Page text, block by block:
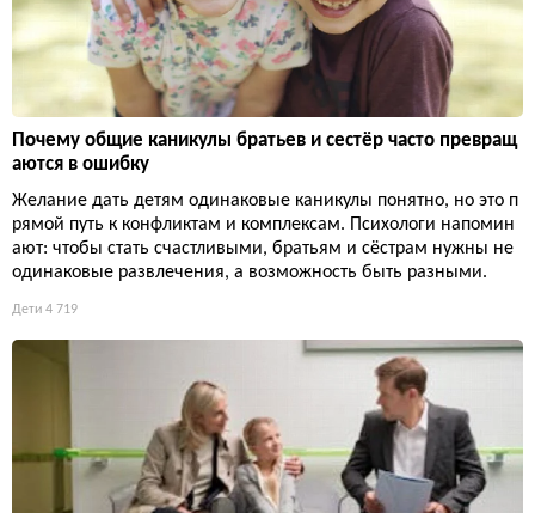
Почему общие каникулы братьев и сестёр часто превращ
аются в ошибку
Желание дать детям одинаковые каникулы понятно, но это п
рямой путь к конфликтам и комплексам. Психологи напомин
ают: чтобы стать счастливыми, братьям и сёстрам нужны не
одинаковые развлечения, а возможность быть разными.
Дети 4 719